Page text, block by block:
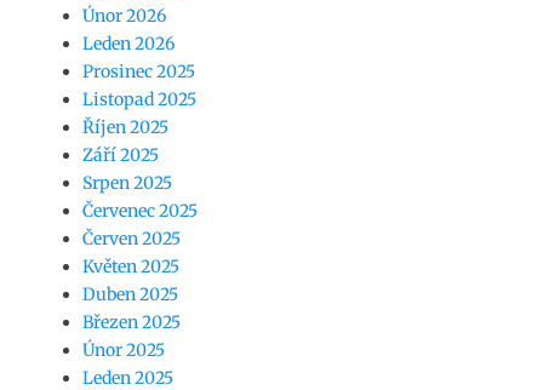
Únor 2026
Leden 2026
Prosinec 2025
Listopad 2025
Říjen 2025
Září 2025
Srpen 2025
Červenec 2025
Červen 2025
Květen 2025
Duben 2025
Březen 2025
Únor 2025
Leden 2025